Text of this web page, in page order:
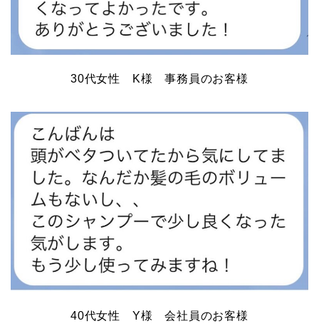
30代女性 K様 事務員のお客様
40代女性 Y様 会社員のお客様